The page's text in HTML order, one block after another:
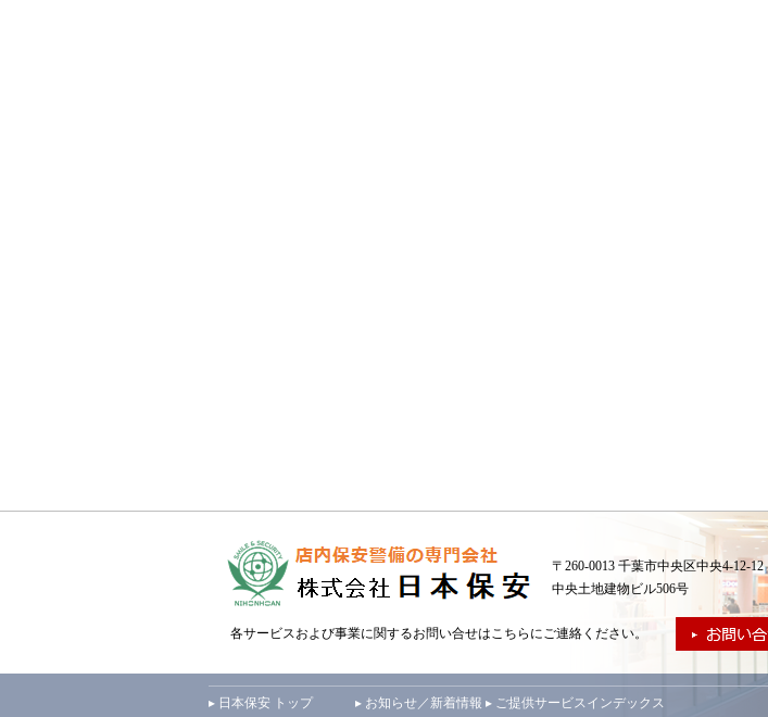
〒260-0013 千葉市中央区中央4-12-12
中央土地建物ビル506号
各サービスおよび事業に関するお問い合せはこちらにご連絡ください。
▸ 日本保安 トップ ▸ お知らせ／新着情報 ▸ ご提供サービスインデックス